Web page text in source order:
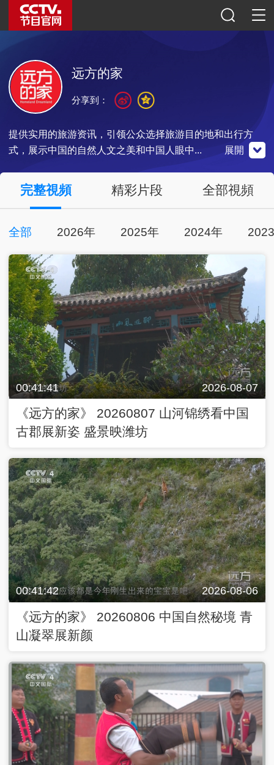
远方的家
提供实用的旅游资讯，引领公众选择旅游目的地和出行方
式，展示中国的自然人文之美和中国人眼中...
央視影音
點擊下載
展開
分享到：
完整視頻 精彩片段 全部視頻
全部 2026年 2025年 2024年
00:41:41 2026-08-07
《远方的家》 20260807 山河锦绣看中国
古郡展新姿 盛景映潍坊
00:41:42 2026-08-06
《远方的家》 20260806 中国自然秘境 青
山凝翠展新颜